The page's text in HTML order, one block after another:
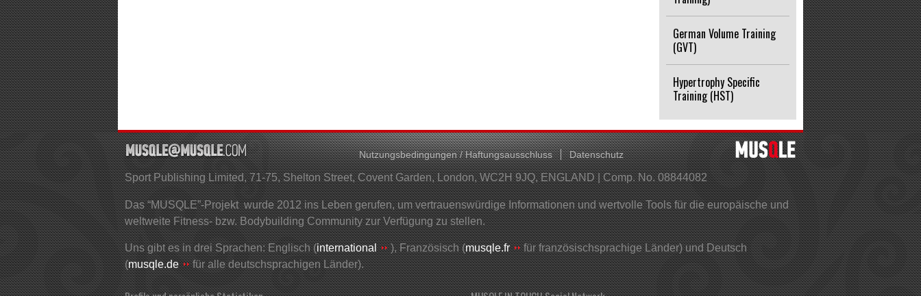
German Volume Training
(GVT)
Hypertrophy Specific
Training (HST)
Nutzungsbedingungen / Haftungsausschluss Datenschutz
Sport Publishing Limited, 71-75, Shelton Street, Covent Garden, London, WC2H 9JQ, ENGLAND | Comp. No. 08844082
Das “MUSQLE”-Projekt wurde 2012 ins Leben gerufen, um vertrauenswürdige Informationen und wertvolle Tools für die europäische und
weltweite Fitness- bzw. Bodybuilding Community zur Verfügung zu stellen.
Uns gibt es in drei Sprachen: Englisch (international ), Französisch (musqle.fr
für französischsprachige Länder) und Deutsch
(musqle.de für alle deutschsprachigen Länder).